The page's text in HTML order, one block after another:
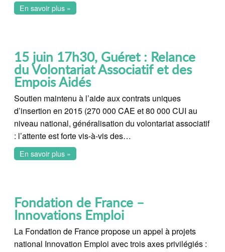
En savoir plus »
15 juin 17h30, Guéret : Relance
du Volontariat Associatif et des
Empois Aidés
Soutien maintenu à l’aide aux contrats uniques
d’insertion en 2015 (270 000 CAE et 80 000 CUI au
niveau national, généralisation du volontariat associatif
: l’attente est forte vis-à-vis des…
En savoir plus »
Fondation de France –
Innovations Emploi
La Fondation de France propose un appel à projets
national Innovation Emploi avec trois axes privilégiés :